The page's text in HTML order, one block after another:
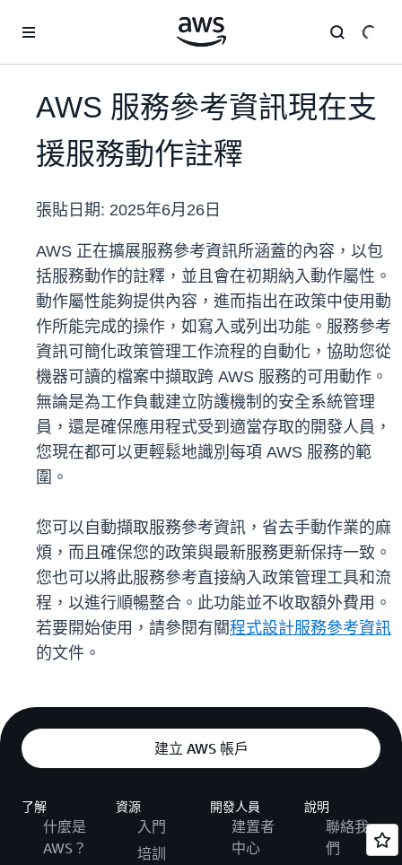
AWS 服務參考資訊現在支
援服務動作註釋
張貼日期: 2025年6月26日
AWS 正在擴展服務參考資訊所涵蓋的內容，以包
括服務動作的註釋，並且會在初期納入動作屬性。
動作屬性能夠提供內容，進而指出在政策中使用動
作所能完成的操作，如寫入或列出功能。服務參考
資訊可簡化政策管理工作流程的自動化，協助您從
機器可讀的檔案中擷取跨 AWS 服務的可用動作。
無論是為工作負載建立防護機制的安全系統管理
員，還是確保應用程式受到適當存取的開發人員，
您現在都可以更輕鬆地識別每項 AWS 服務的範
圍。
您可以自動擷取服務參考資訊，省去手動作業的麻
煩，而且確保您的政策與最新服務更新保持一致。
您也可以將此服務參考直接納入政策管理工具和流
程，以進行順暢整合。此功能並不收取額外費用。
若要開始使用，請參閱有關程式設計服務參考資訊
的文件。
建立 AWS 帳戶
了解
什麼是
AWS？
資源
入門
培訓
開發人員
建置者
中心
說明
聯絡我
們